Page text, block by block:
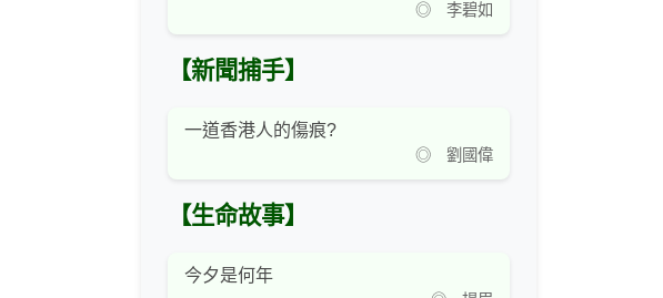
◎ 李碧如
【新聞捕手】
一道香港人的傷痕?
◎ 劉國偉
【生命故事】
今夕是何年